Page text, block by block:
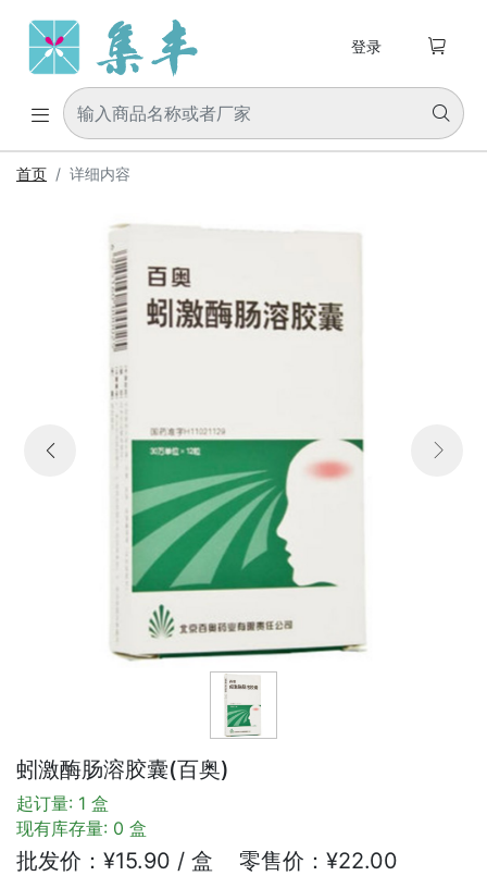
 
登录 
首页 详细内容
 
蚓激酶肠溶胶囊(百奥)
起订量: 1 盒
现有库存量: 0 盒
批发价：¥15.90 / 盒 零售价：¥22.00